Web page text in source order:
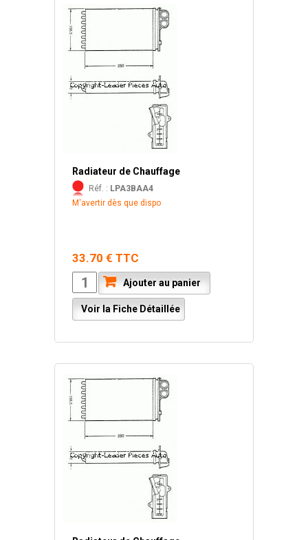
Radiateur de Chauffage
Réf. : LPA3BAA4
M'avertir dès que dispo
33.70 € TTC
Ajouter au panier
Voir la Fiche Détaillée